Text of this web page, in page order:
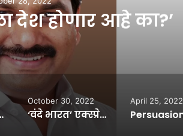
देश होणार आहे का?’
शिकली पाहिजे’
October 30, 2022
‘वंदे भारत’ एक्स्प्रेसला पुन्हा अपघात…
April 25, 2022